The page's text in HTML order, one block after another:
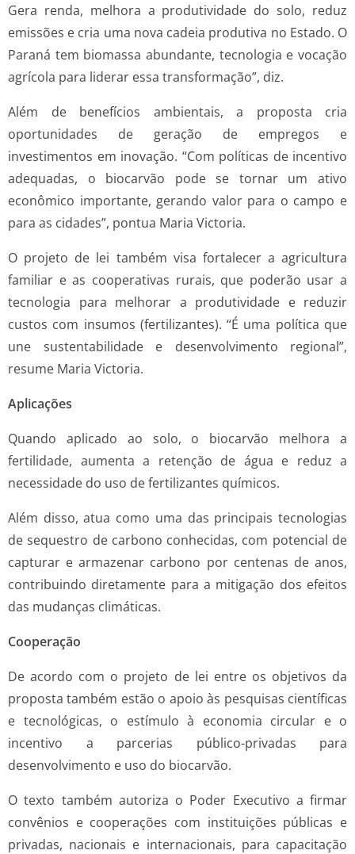
Gera renda, melhora a produtividade do solo, reduz
emissões e cria uma nova cadeia produtiva no Estado. O
Paraná tem biomassa abundante, tecnologia e vocação
agrícola para liderar essa transformação”, diz.
Além de benefícios ambientais, a proposta cria
oportunidades de geração de empregos e
investimentos em inovação. “Com políticas de incentivo
adequadas, o biocarvão pode se tornar um ativo
econômico importante, gerando valor para o campo e
para as cidades”, pontua Maria Victoria.
O projeto de lei também visa fortalecer a agricultura
familiar e as cooperativas rurais, que poderão usar a
tecnologia para melhorar a produtividade e reduzir
custos com insumos (fertilizantes). “É uma política que
une sustentabilidade e desenvolvimento regional”,
resume Maria Victoria.
Aplicações
Quando aplicado ao solo, o biocarvão melhora a
fertilidade, aumenta a retenção de água e reduz a
necessidade do uso de fertilizantes químicos.
Além disso, atua como uma das principais tecnologias
de sequestro de carbono conhecidas, com potencial de
capturar e armazenar carbono por centenas de anos,
contribuindo diretamente para a mitigação dos efeitos
das mudanças climáticas.
Cooperação
De acordo com o projeto de lei entre os objetivos da
proposta também estão o apoio às pesquisas científicas
e tecnológicas, o estímulo à economia circular e o
incentivo a parcerias público-privadas para
desenvolvimento e uso do biocarvão.
O texto também autoriza o Poder Executivo a firmar
convênios e cooperações com instituições públicas e
privadas, nacionais e internacionais, para capacitação